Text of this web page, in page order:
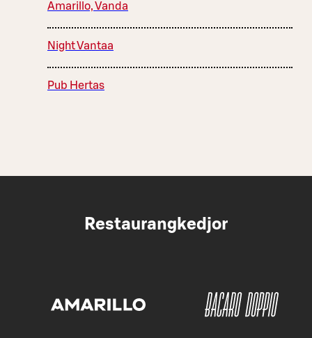
Amarillo, Vanda
Night Vantaa
Pub Hertas
Restaurangkedjor